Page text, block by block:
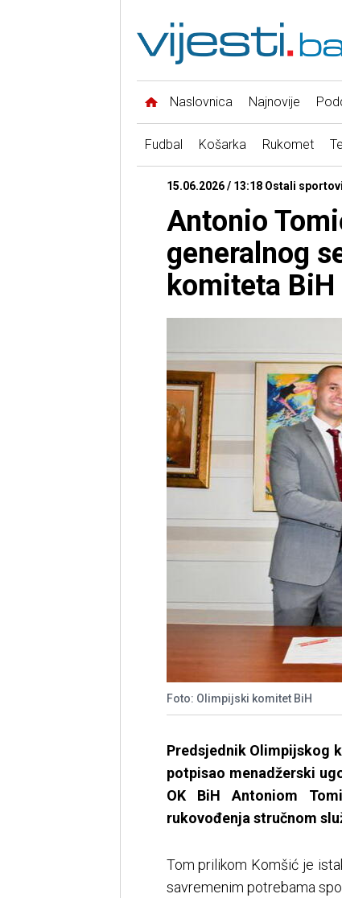
Naslovnica Najnovije
Fudbal Košarka Rukomet
15.06.2026 / 13:18 Ostali
Antonio
generalnog
komiteta BiH
Foto: Olimpijski komitet BiH
Predsjednik Olimpijskog
potpisao menadžerski
OK BiH Antoniom
rukovođenja stručnom
Tom prilikom Komšić je
savremenim potrebama